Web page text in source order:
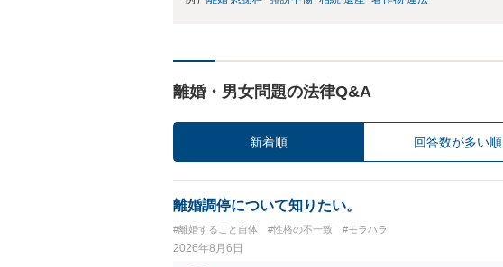
離婚・男女問題の法律Q&A
新着順 回答数が多い順
離婚調停について知りたい。
#離婚すること自体 #性格の不一致 #モラハラ
2026年8月6日